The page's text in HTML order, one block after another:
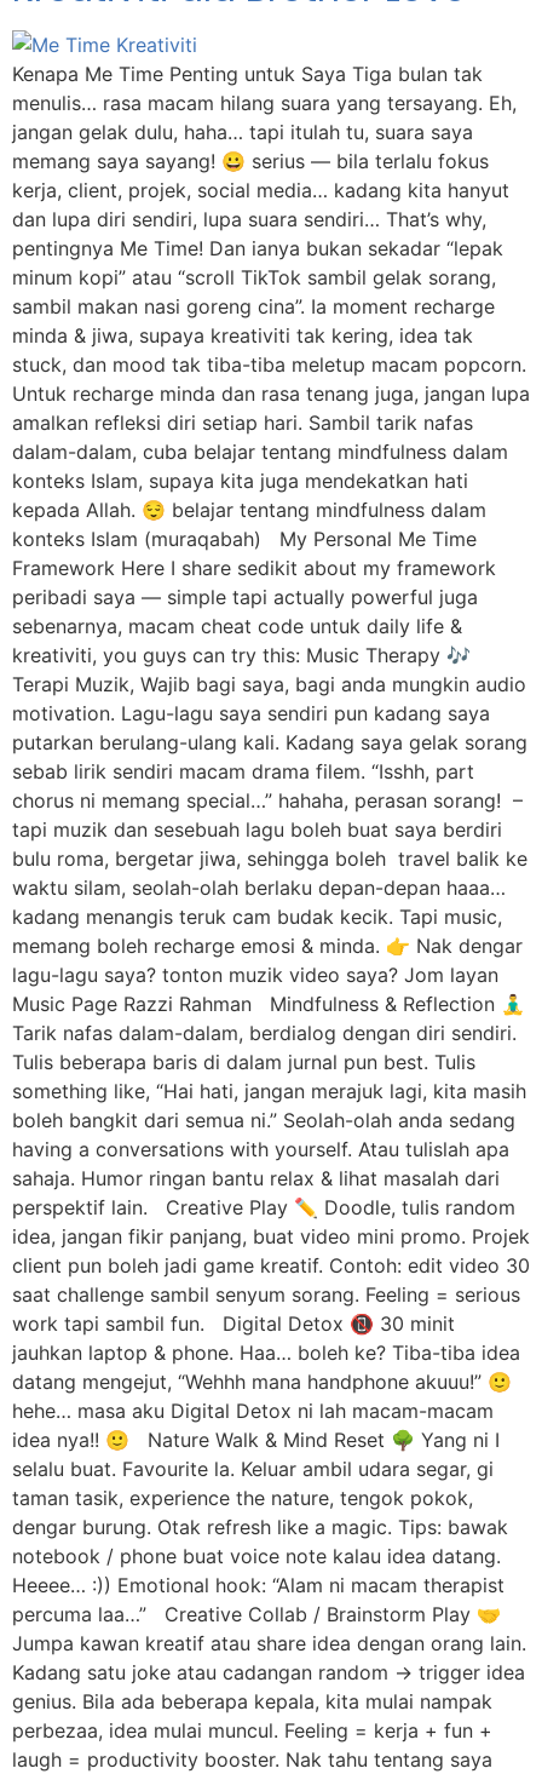
Kenapa Me Time Penting untuk Saya Tiga bulan tak
menulis… rasa macam hilang suara yang tersayang. Eh,
jangan gelak dulu, haha… tapi itulah tu, suara saya
memang saya sayang! 😀 serius — bila terlalu fokus
kerja, client, projek, social media… kadang kita hanyut
dan lupa diri sendiri, lupa suara sendiri… That’s why,
pentingnya Me Time! Dan ianya bukan sekadar “lepak
minum kopi” atau “scroll TikTok sambil gelak sorang,
sambil makan nasi goreng cina”. Ia moment recharge
minda & jiwa, supaya kreativiti tak kering, idea tak
stuck, dan mood tak tiba-tiba meletup macam popcorn.
Untuk recharge minda dan rasa tenang juga, jangan lupa
amalkan refleksi diri setiap hari. Sambil tarik nafas
dalam-dalam, cuba belajar tentang mindfulness dalam
konteks Islam, supaya kita juga mendekatkan hati
kepada Allah. 😌 belajar tentang mindfulness dalam
konteks Islam (muraqabah) My Personal Me Time
Framework Here I share sedikit about my framework
peribadi saya — simple tapi actually powerful juga
sebenarnya, macam cheat code untuk daily life &
kreativiti, you guys can try this: Music Therapy 🎶
Terapi Muzik, Wajib bagi saya, bagi anda mungkin audio
motivation. Lagu-lagu saya sendiri pun kadang saya
putarkan berulang-ulang kali. Kadang saya gelak sorang
sebab lirik sendiri macam drama filem. “Isshh, part
chorus ni memang special…” hahaha, perasan sorang! –
tapi muzik dan sesebuah lagu boleh buat saya berdiri
bulu roma, bergetar jiwa, sehingga boleh travel balik ke
waktu silam, seolah-olah berlaku depan-depan haaa…
kadang menangis teruk cam budak kecik. Tapi music,
memang boleh recharge emosi & minda. 👉 Nak dengar
lagu-lagu saya? tonton muzik video saya? Jom layan
Music Page Razzi Rahman Mindfulness & Reflection 🧘‍♂️
Tarik nafas dalam-dalam, berdialog dengan diri sendiri.
Tulis beberapa baris di dalam jurnal pun best. Tulis
something like, “Hai hati, jangan merajuk lagi, kita masih
boleh bangkit dari semua ni.” Seolah-olah anda sedang
having a conversations with yourself. Atau tulislah apa
sahaja. Humor ringan bantu relax & lihat masalah dari
perspektif lain. Creative Play ✏️ Doodle, tulis random
idea, jangan fikir panjang, buat video mini promo. Projek
client pun boleh jadi game kreatif. Contoh: edit video 30
saat challenge sambil senyum sorang. Feeling = serious
work tapi sambil fun. Digital Detox 📵 30 minit
jauhkan laptop & phone. Haa… boleh ke? Tiba-tiba idea
datang mengejut, “Wehhh mana handphone akuuu!” 🙂
hehe… masa aku Digital Detox ni lah macam-macam
idea nya!! 🙂 Nature Walk & Mind Reset 🌳 Yang ni I
selalu buat. Favourite la. Keluar ambil udara segar, gi
taman tasik, experience the nature, tengok pokok,
dengar burung. Otak refresh like a magic. Tips: bawak
notebook / phone buat voice note kalau idea datang.
Heeee… :)) Emotional hook: “Alam ni macam therapist
percuma laa…” Creative Collab / Brainstorm Play 🤝
Jumpa kawan kreatif atau share idea dengan orang lain.
Kadang satu joke atau cadangan random → trigger idea
genius. Bila ada beberapa kepala, kita mulai nampak
perbezaa, idea mulai muncul. Feeling = kerja + fun +
laugh = productivity booster. Nak tahu tentang saya